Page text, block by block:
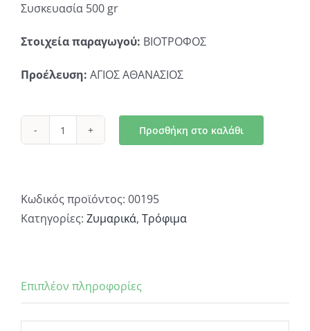
Συσκευασία 500 gr
Στοιχεία παραγωγού: ΒΙΟΤΡΟΦΟΣ
Προέλευση: ΑΓΙΟΣ ΑΘΑΝΑΣΙΟΣ
Κουσκούσι
και
Γάλα
Προσθήκη στο καλάθι
Κωδικός προϊόντος: 00195
Κατηγορίες: Ζυμαρικά, Τρόφιμα
Επιπλέον πληροφορίες